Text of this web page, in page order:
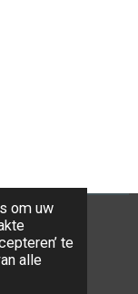
om uw
te
alle